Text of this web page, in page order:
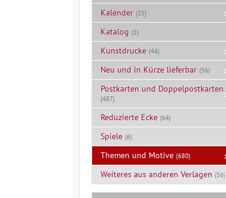
Kalender (25)
Katalog (1)
Kunstdrucke (44)
Neu und in Kürze lieferbar (56)
Postkarten und Doppelpostkarten
(487)
Reduzierte Ecke (64)
Spiele (6)
Themen und Motive (680)
Weiteres aus anderen Verlagen (56)